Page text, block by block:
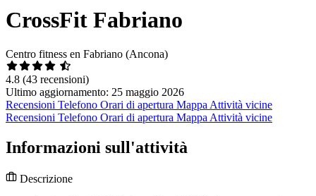
CrossFit Fabriano
Centro fitness en Fabriano (Ancona)
4.8 (43 recensioni)
Ultimo aggiornamento: 25 maggio 2026
Recensioni Telefono Orari di apertura Mappa Attività vicine
Recensioni Telefono Orari di apertura Mappa Attività vicine
Informazioni sull'attività
Descrizione